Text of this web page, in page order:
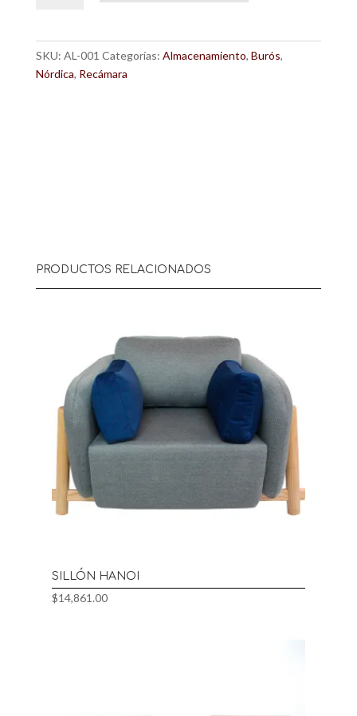
SKU: AL-001 Categorías: Almacenamiento, Burós,
Nórdica, Recámara
PRODUCTOS RELACIONADOS
SILLÓN HANOI
$14,861.00